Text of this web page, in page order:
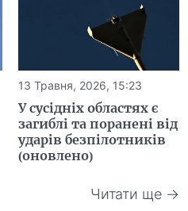
13 Травня, 2026, 15:23
У сусідніх областях є
загиблі та поранені від
ударів безпілотників
(оновлено)
Читати ще →